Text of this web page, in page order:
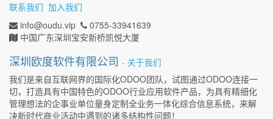
联系我们 加入我们
info@oudu.vip
0755-33941639
中国广东深圳宝安新桥凯悦大厦
深圳欧度软件有限公司 - 关于我们
我们是来自互联网界的国际化ODOO团队，试图通过ODOO连接一
切，打造具有中国特色的ODOO行业应用软件产品，为具有精细化
管理想法的企事业单位量身定制全业务一体化综合信息系统，来解
决新时代商业活动中遇到的诸多结构性问题！